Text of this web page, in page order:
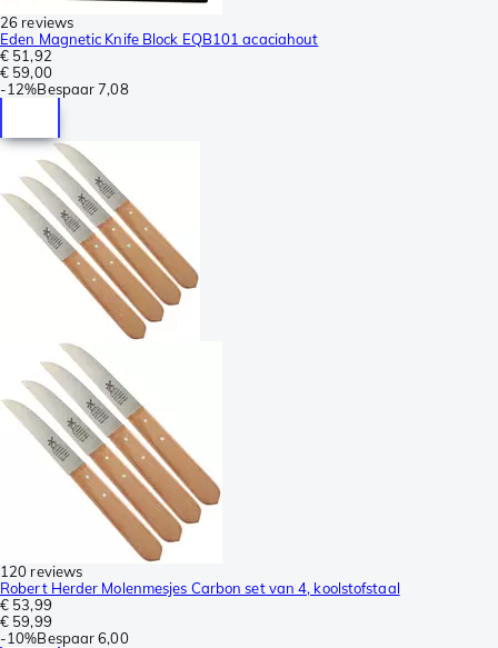
26 reviews
Eden Magnetic Knife Block EQB101 acaciahout
€ 51,92
€ 59,00
-12%Bespaar 7,08
120 reviews
Robert Herder Molenmesjes Carbon set van 4, koolstofstaal
€ 53,99
€ 59,99
-10%Bespaar 6,00